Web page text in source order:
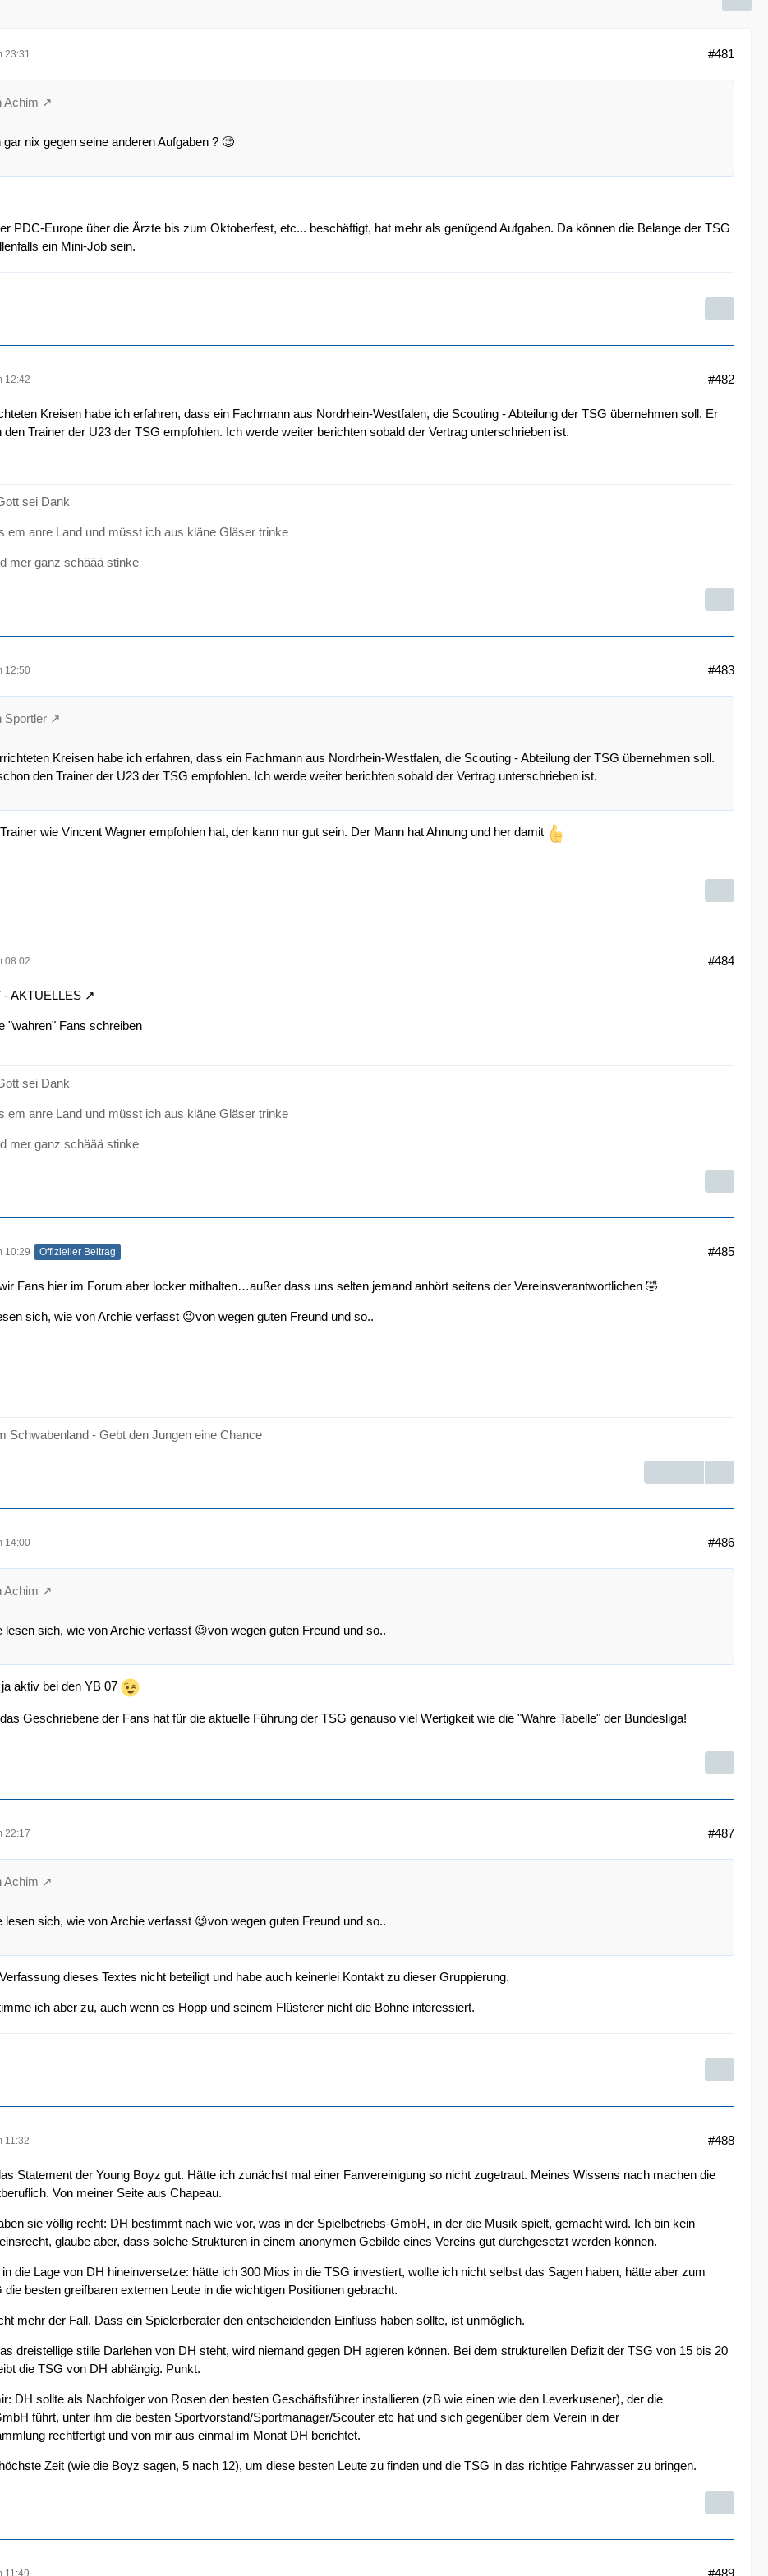
23:31 #481
Achim
nix gegen seine anderen Aufgaben ? 🧐
PDC-Europe über die Ärzte bis zum Oktoberfest, etc... beschäftigt, hat mehr als genügend Aufgaben. Da können die Belange der TSG
ein Mini-Job sein.
12:42 #482
Kreisen habe ich erfahren, dass ein Fachmann aus Nordrhein-Westfalen, die Scouting - Abteilung der TSG übernehmen soll. Er
den Trainer der U23 der TSG empfohlen. Ich werde weiter berichten sobald der Vertrag unterschrieben ist.
sei Dank
em anre Land und müsst ich aus kläne Gläser trinke
mer ganz schäää stinke
12:50 #483
Sportler
Kreisen habe ich erfahren, dass ein Fachmann aus Nordrhein-Westfalen, die Scouting - Abteilung der TSG übernehmen soll.
den Trainer der U23 der TSG empfohlen. Ich werde weiter berichten sobald der Vertrag unterschrieben ist.
wie Vincent Wagner empfohlen hat, der kann nur gut sein. Der Mann hat Ahnung und her damit
08:02 #484
- AKTUELLES
"wahren" Fans schreiben
sei Dank
em anre Land und müsst ich aus kläne Gläser trinke
mer ganz schäää stinke
10:29 Offizieller Beitrag #485
Fans hier im Forum aber locker mithalten…außer dass uns selten jemand anhört seitens der Vereinsverantwortlichen 🤣
sich, wie von Archie verfasst 😉von wegen guten Freund und so..
Schwabenland - Gebt den Jungen eine Chance
14:00 #486
Achim
lesen sich, wie von Archie verfasst 😉von wegen guten Freund und so..
aktiv bei den YB 07
Geschriebene der Fans hat für die aktuelle Führung der TSG genauso viel Wertigkeit wie die "Wahre Tabelle" der Bundesliga!
22:17 #487
Achim
lesen sich, wie von Archie verfasst 😉von wegen guten Freund und so..
dieses Textes nicht beteiligt und habe auch keinerlei Kontakt zu dieser Gruppierung.
ich aber zu, auch wenn es Hopp und seinem Flüsterer nicht die Bohne interessiert.
11:32 #488
Statement der Young Boyz gut. Hätte ich zunächst mal einer Fanvereinigung so nicht zugetraut. Meines Wissens nach machen die
Von meiner Seite aus Chapeau.
sie völlig recht: DH bestimmt nach wie vor, was in der Spielbetriebs-GmbH, in der die Musik spielt, gemacht wird. Ich bin kein
glaube aber, dass solche Strukturen in einem anonymen Gebilde eines Vereins gut durchgesetzt werden können.
die Lage von DH hineinversetze: hätte ich 300 Mios in die TSG investiert, wollte ich nicht selbst das Sagen haben, hätte aber zum
die besten greifbaren externen Leute in die wichtigen Positionen gebracht.
mehr der Fall. Dass ein Spielerberater den entscheidenden Einfluss haben sollte, ist unmöglich.
dreistellige stille Darlehen von DH steht, wird niemand gegen DH agieren können. Bei dem strukturellen Defizit der TSG von 15 bis 20
die TSG von DH abhängig. Punkt.
DH sollte als Nachfolger von Rosen den besten Geschäftsführer installieren (zB wie einen wie den Leverkusener), der die
führt, unter ihm die besten Sportvorstand/Sportmanager/Scouter etc hat und sich gegenüber dem Verein in der
rechtfertigt und von mir aus einmal im Monat DH berichtet.
Zeit (wie die Boyz sagen, 5 nach 12), um diese besten Leute zu finden und die TSG in das richtige Fahrwasser zu bringen.
11:49 #489